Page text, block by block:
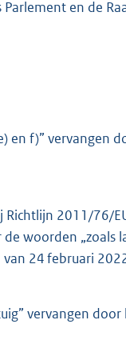
en de
en f)” vervangen
2011/76/
woorden „zoals
24 februari
vervangen